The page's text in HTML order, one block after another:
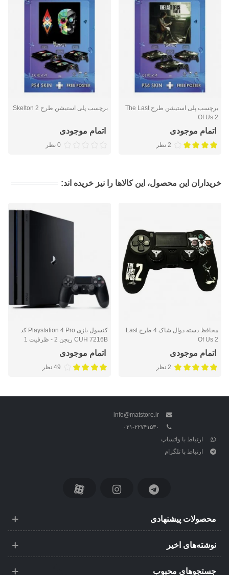
برچسب پلی استیشن طرح The Last
Of Us 2
اتمام موجودی
2 نظر
برچسب پلی استیشن طرح Skelton 2
اتمام موجودی
0 نظر
خریداران این محصول، این کالاها را نیز خریده اند:
محافظ دسته دوال شاک 4 طرح Last
Of Us 2
اتمام موجودی
2 نظر
کنسول بازی Playstation 4 Pro کد
CUH 7216B ریجن 2 - ظرفیت 1
ترابایت
اتمام موجودی
49 نظر
info@matstore.ir
۰۲۱-۲۲۷۴۱۵۳۰
ارتباط با واتساپ
ارتباط با تلگرام
محصولات پیشنهادی
نوشته‌های اخیر
جستجوهای محبوب